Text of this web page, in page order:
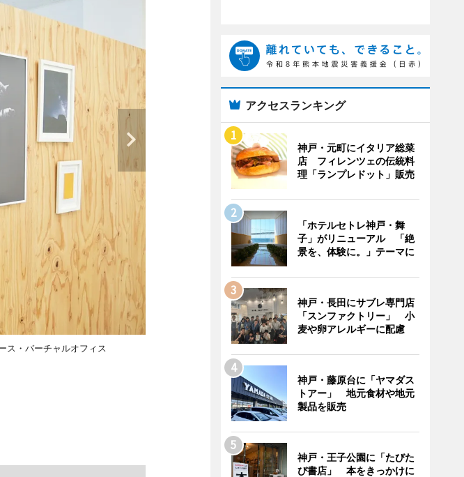
ス・バーチャルオフィス
アクセスランキング
神戸・元町にイタリア総菜
店 フィレンツェの伝統料
理「ランプレドット」販売
「ホテルセトレ神戸・舞
子」がリニューアル 「絶
景を、体験に。」テーマに
神戸・長田にサブレ専門店
「スンファクトリー」 小
麦や卵アレルギーに配慮
神戸・藤原台に「ヤマダス
トアー」 地元食材や地元
製品を販売
神戸・王子公園に「たびた
び書店」 本をきっかけに